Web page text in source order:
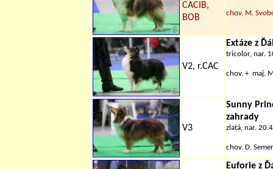
CACIB,
BOB
chov. M.
V2, r.CAC
Extáze z
tricolor, nar.
chov. + maj.
V3
Sunny
zahrady
zlatá, nar.
chov. D.
Euforie z